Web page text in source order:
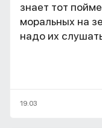
знает тот
моральных на
надо их
19.03